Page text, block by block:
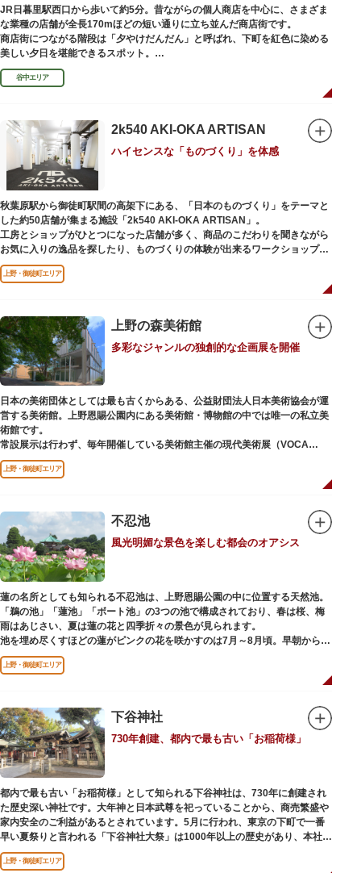
JR日暮里駅西口から歩いて約5分。昔ながらの個人商店を中心に、さまざま
な業種の店舗が全長170mほどの短い通りに立ち並んだ商店街です。
商店街につながる階段は「夕やけだんだん」と呼ばれ、下町を紅色に染める
美しい夕日を堪能できるスポット。
谷中銀座商店街は1945年頃に自然発生的に生まれ、現在の近隣型商店街へと
発展。昭和の懐かしい商店街の景観を見ることができます。東京の下町レト
観光客が訪れ、買い物や散策を楽しんでいます。
谷中エリア
2k540 AKI-OKA ARTISAN
ハイセンスな「ものづくり」を体感
秋葉原駅から御徒町駅間の高架下にある、「日本のものづくり」をテーマと
した約50店舗が集まる施設「2k540 AKI-OKA ARTISAN」。
工房とショップがひとつになった店舗が多く、商品のこだわりを聞きながら
お気に入りの逸品を探したり、ものづくりの体験が出来るワークショップに
参加して自分だけのオリジナル商品を作ったり、クリエイターと直接コミュ
ニケーションをとりながらのショッピングが楽しめます。飲食店もあるので
ないぬくもりと、新しいデザインの商品に出会うことができます。
名前の由来は、東京駅から2k540m付近にあることから「2k540」、秋葉原
駅（AKIHABARA）と御徒町駅（OKACHIMACHI）の間にあるという造語
「AKI-OKA」、フランス語で「職人」を意味する「ARTISAN」を組み合わ
せたもの。
施設周辺は、江戸の文化を伝える伝統工芸職人の街だったという背景もあ
り、現在もジュエリーや皮製品を扱うお店が多く、高いセンスとクオリティ
をもった店舗が集結しています。
上野・御徒町エリア
上野の森美術館
多彩なジャンルの独創的な企画展を開催
日本の美術団体としては最も古くからある、公益財団法人日本美術協会が運
営する美術館。上野恩賜公園内にある美術館・博物館の中では唯一の私立美
術館です。
常設展示は行わず、毎年開催している美術館主催の現代美術展（VOCA
展）、公募展（上野の森美術館大賞展、日本の自然を描く展）のほか、マン
ガから書展にいたるまで定期的に多彩なジャンルの独創的な企画展を開催し
別館の1階には、小企画展などの開催もできる上野の森美術館ギャラリー、
そして、3階には上野の森アートスクールが設置され、初心者から熟練者を
対象とした油彩・アクリル、水彩、日本画のクラスや、週末に受講できる単
発講座などを開催しています。
上野・御徒町エリア
不忍池
風光明媚な景色を楽しむ都会のオアシス
蓮の名所としても知られる不忍池は、上野恩賜公園の中に位置する天然池。
「鵜の池」「蓮池」「ボート池」の3つの池で構成されており、春は桜、梅
雨はあじさい、夏は蓮の花と四季折々の景色が見られます。
池を埋め尽くすほどの蓮がピンクの花を咲かすのは7月～8月頃。早朝から午
前のみ開花するので、シーズン中は多くの観光客が朝早くから池を訪れま
す。綺麗な蓮の花を近くから観察できるデッキを散歩しながら朝の不忍池を
から池を眺めれば、新しい発見ができるかもしれません。また、「鵜の池」
にはマガモ・オナガガモなどたくさんの鴨や渡り鳥が訪れます。大都会の中
でバードウォッチングができる珍しいスポットです。
ファミリーで、カップルで、または一人でゆったりと、思い思いの時間をお
過ごしください。
上野・御徒町エリア
下谷神社
730年創建、都内で最も古い「お稲荷様」
都内で最も古い「お稲荷様」として知られる下谷神社は、730年に創建され
た歴史深い神社です。大年神と日本武尊を祀っていることから、商売繁盛や
家内安全のご利益があるとされています。5月に行われ、東京の下町で一番
早い夏祭りと言われる「下谷神社大祭」は1000年以上の歴史があり、本社神
輿の渡御を行う「本祭り」と、町会神輿の渡御だけの「陰祭り」が隔年に行
われています。
上野・御徒町エリア